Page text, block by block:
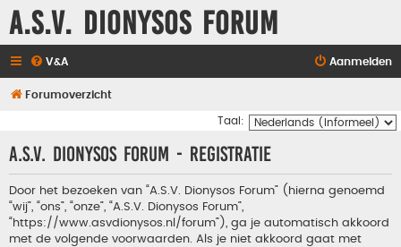
A.S.V. Dionysos Forum
V&A Aanmelden
Forumoverzicht
Taal:
A.S.V. Dionysos Forum - Registratie
Door het bezoeken van “A.S.V. Dionysos Forum” (hierna genoemd
“wij”, “ons”, “onze”, “A.S.V. Dionysos Forum”,
“https://www.asvdionysos.nl/forum”), ga je automatisch akkoord
met de volgende voorwaarden. Als je niet akkoord gaat met